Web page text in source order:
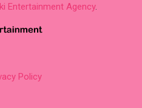
Entertainment Agency.
Policy